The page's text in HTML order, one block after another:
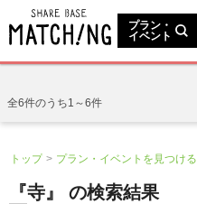
プラン・
イベント
全6件のうち1～6件
トップ プラン・イベントを見つける
『寺』 の検索結果